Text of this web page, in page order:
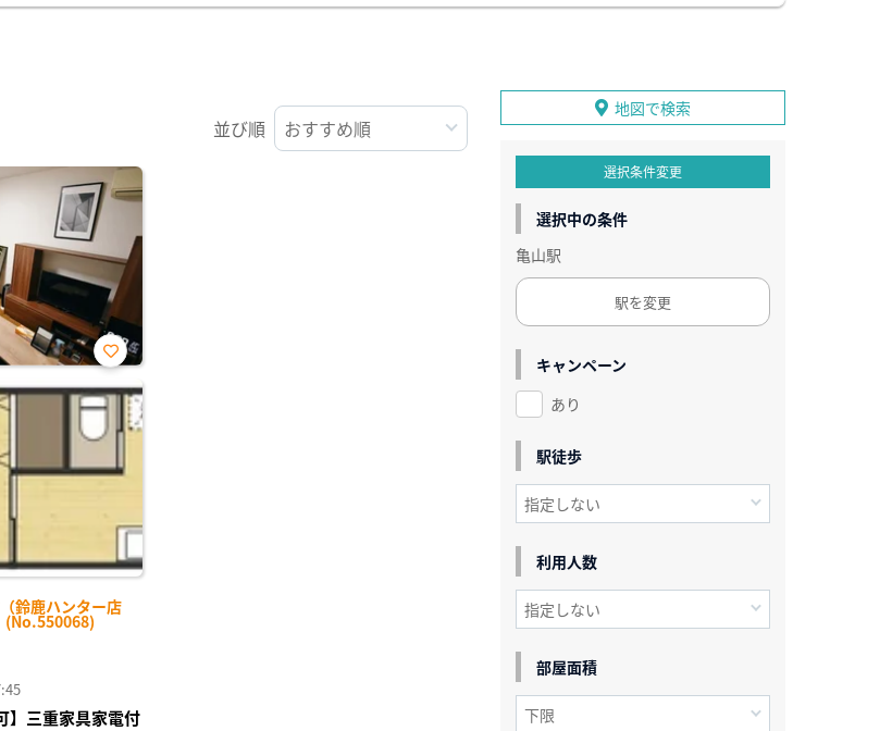
並び順
鈴鹿ハンター店
(No.550068)
お気
に入
り登
】三重家具家電付
地図で検索
選択条件変更
選択中の条件
亀山駅
駅を変更
キャンペーン
あり
駅徒歩
利用人数
部屋面積